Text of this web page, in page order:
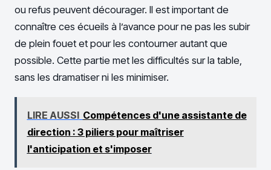
ou refus peuvent décourager. Il est important de
connaître ces écueils à l’avance pour ne pas les subir
de plein fouet et pour les contourner autant que
possible. Cette partie met les difficultés sur la table,
sans les dramatiser ni les minimiser.
LIRE AUSSI Compétences d'une assistante de
direction : 3 piliers pour maîtriser
l'anticipation et s'imposer